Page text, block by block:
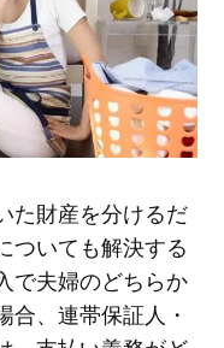
た財産を分けるだ
ついても解決する
で夫婦のどちらか
合、連帯保証人・